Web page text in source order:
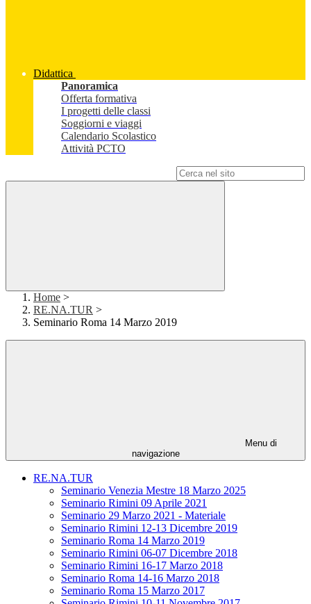
Didattica
Panoramica
Offerta formativa
I progetti delle classi
Soggiorni e viaggi
Calendario Scolastico
Attività PCTO
Home >
RE.NA.TUR >
Seminario Roma 14 Marzo 2019
Menu di
navigazione
RE.NA.TUR
Seminario Venezia Mestre 18 Marzo 2025
Seminario Rimini 09 Aprile 2021
Seminario 29 Marzo 2021 - Materiale
Seminario Rimini 12-13 Dicembre 2019
Seminario Roma 14 Marzo 2019
Seminario Rimini 06-07 Dicembre 2018
Seminario Rimini 16-17 Marzo 2018
Seminario Roma 14-16 Marzo 2018
Seminario Roma 15 Marzo 2017